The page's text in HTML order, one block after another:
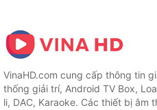
VinaHD.com cung cấp thông tin
thống giải trí, Android TV Box,
li, DAC, Karaoke. Các thiết bị âm